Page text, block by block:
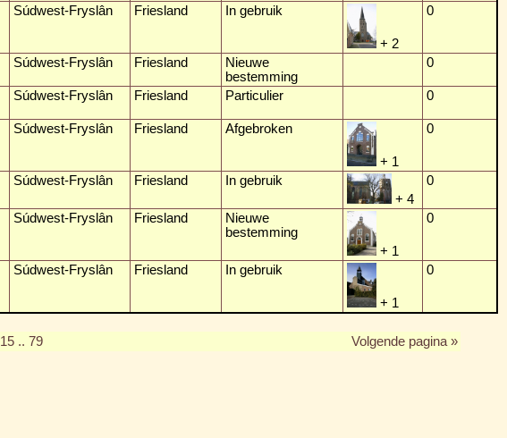
Súdwest-Fryslân Friesland In gebruik
+ 2
0
Súdwest-Fryslân Friesland
Nieuwe
bestemming
0
Súdwest-Fryslân Friesland Particulier 0
Súdwest-Fryslân Friesland Afgebroken
+ 1
0
Súdwest-Fryslân Friesland
In gebruik
+ 4
0
Súdwest-Fryslân Friesland
Nieuwe
bestemming
+ 1
0
Súdwest-Fryslân Friesland In gebruik
+ 1
0
15 .. 79 Volgende pagina »